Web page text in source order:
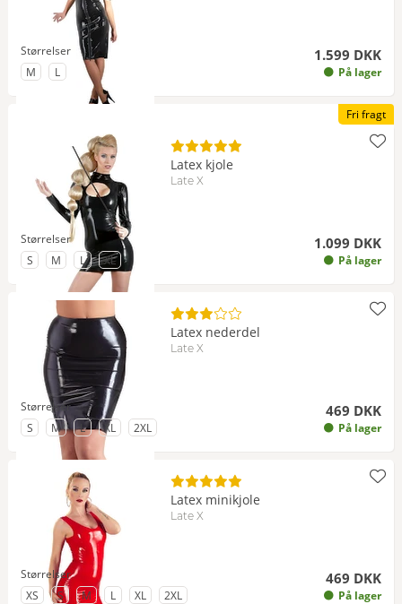
1.599 DKK
På lager
Størrelser
til Størrelse
M til Størrelse
L
Fri fragt
Latex kjole
Late X
1.099 DKK
På lager
Størrelser
til Størrelse
S til Størrelse
M til Størrelse
L til Størrelse
XL
Latex nederdel
Late X
469 DKK
På lager
Størrelser
til Størrelse
S til Størrelse
M til Størrelse
L til Størrelse
XL til Størrelse
2XL
Latex minikjole
Late X
469 DKK
På lager
Størrelser
til Størrelse
XS til Størrelse
S til Størrelse
M til Størrelse
L til Størrelse
XL til Størrelse
2XL